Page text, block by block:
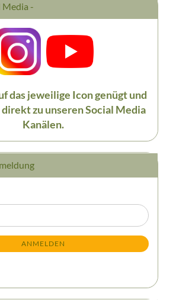
Media -
das jeweilige Icon genügt und
direkt zu unseren Social Media
Kanälen.
ANMELDEN